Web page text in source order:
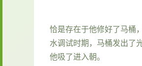
恰是存在于他修好了马桶
水调试时期，马桶发出了
他吸了进入朝。